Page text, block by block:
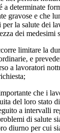
a determinate
gravose e che
la salute dei
dei medesimi
limitare la
e
a lavoratori
che i
del loro stato
a intervalli
di salute
diurno per cui